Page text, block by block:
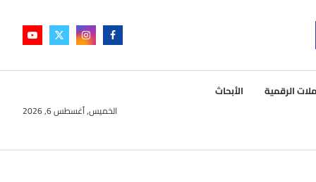
الرقمية الأبحاث
الخميس, أغسطس 6, 2026